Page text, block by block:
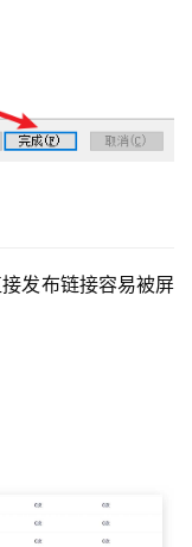
发布链接容易被屏